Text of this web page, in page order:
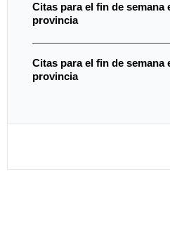
Citas para el fin de semana
provincia
Citas para el fin de semana
provincia